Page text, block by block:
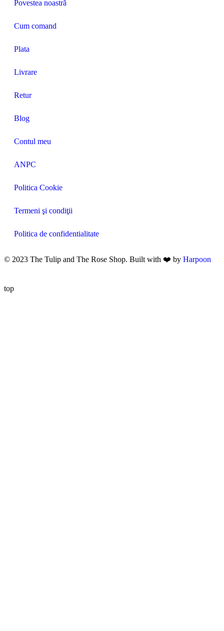
Povestea noastră
Cum comand
Plata
Livrare
Retur
Blog
Contul meu
ANPC
Politica Cookie
Termeni şi condiţii
Politica de confidentialitate
© 2023 The Tulip and The Rose Shop. Built with ❤️ by Harpoon
top